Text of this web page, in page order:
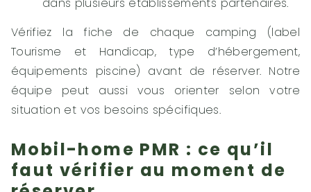
Vérifiez la fiche de chaque camping (label
Tourisme et Handicap, type d’hébergement,
équipements piscine) avant de réserver. Notre
équipe peut aussi vous orienter selon votre
situation et vos besoins spécifiques.
Mobil-home PMR : ce qu’il
faut vérifier au moment de